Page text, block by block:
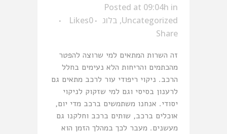
Posted at 09:04h in
Uncategorized
, בלוג 0
Likes
Share
זה השרות המתאים למי שרוצה להפטר
מהכתמים והריחות הלא נעימים בחלל
הרכב. ניקוי ריפודי עור לרכב מתאים גם
לרענון בסיסי וגם למי שזקוק לניקוי
יסודי. אנחנו משתמשים ברכב מדי יום,
אוכלים ברכב, שותים ברכב וחלקנו גם
מעשנים. מעבר לכך במהלך הזמן הוא